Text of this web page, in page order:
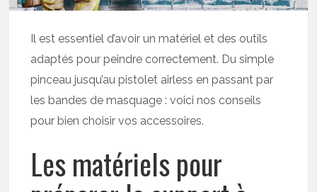
Il est essentiel d’avoir un matériel et des outils
adaptés pour peindre correctement. Du simple
pinceau jusqu’au pistolet airless en passant par
les bandes de masquage : voici nos conseils
pour bien choisir vos accessoires.
Les matériels pour